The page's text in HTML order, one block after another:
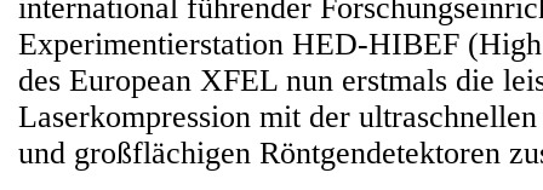
international führender
Experimentierstation HED-HIBEF
des European XFEL nun erstmals die
Laserkompression mit der
und großflächigen Röntgendetektoren